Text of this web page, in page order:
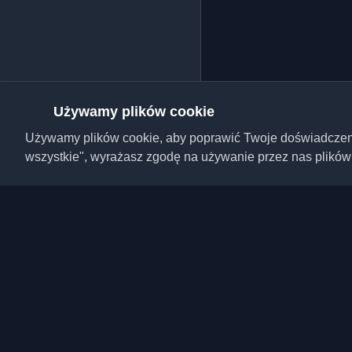
Używamy plików cookie
Używamy plików cookie, aby poprawić Twoje
wszystkie", wyrażasz zgodę na używanie przez nas